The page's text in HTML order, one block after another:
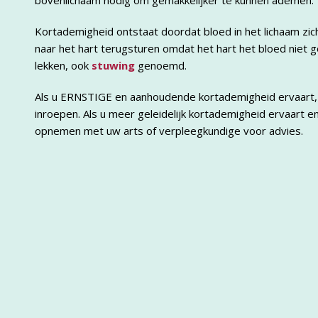
Kortademigheid ontstaat doordat bloed in het lichaam
naar het hart terugsturen omdat het hart het bloed niet
lekken, ook stuwing genoemd.
Als u ERNSTIGE en aanhoudende kortademigheid
inroepen. Als u meer geleidelijk kortademigheid ervaart
opnemen met uw arts of verpleegkundige voor advies.